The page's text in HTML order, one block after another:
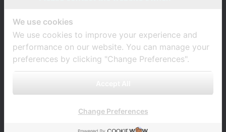
We use cookies
We use cookies to improve your experience and
performance on our website. You can manage your
preferences by clicking "Change Preferences".
Change Preferences